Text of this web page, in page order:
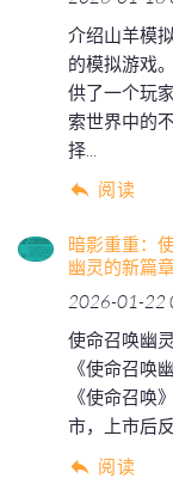
介绍山羊模
的模拟游戏
供了一个玩
索世界中的
择...
阅读
暗影重重：
幽灵的新篇
2026-01-22
使命召唤幽
《使命召唤
《使命召唤
市，上市后
阅读